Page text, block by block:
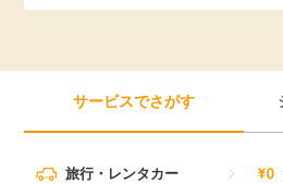
お友達紹介
カード比較
銀行・金融・投資
家計の固定費
サービスでさがす
旅行・レンタカー